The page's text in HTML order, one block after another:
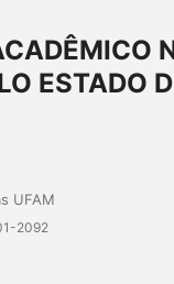
ESTADO
UFAM
2092